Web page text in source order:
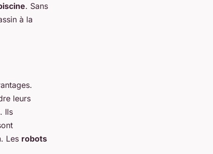
. Sans
à la
leurs
Ils
Les robots